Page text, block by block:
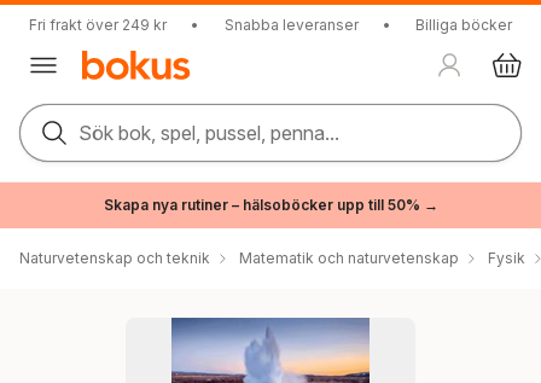
Fri frakt över 249 kr • Snabba leveranser • Billiga böcker
Sök bok, spel, pussel, penna...
Skapa nya rutiner – hälsoböcker upp till 50% →
Naturvetenskap och teknik Matematik och naturvetenskap Fysik